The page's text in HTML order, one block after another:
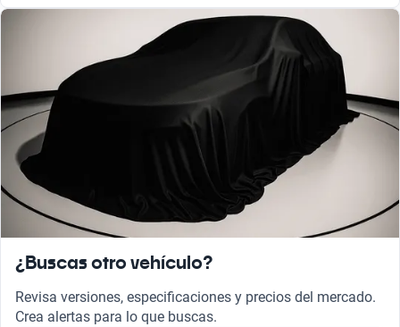
¿Buscas otro vehículo?
Revisa versiones, especificaciones y precios del mercado.
Crea alertas para lo que buscas.